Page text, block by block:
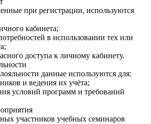
при регистрации, используются
кабинета;
в использовании тех или
доступа к личному кабинету.
данные используются для:
и ведения их учёта;
условий программ и требований
участников учебных семинаров